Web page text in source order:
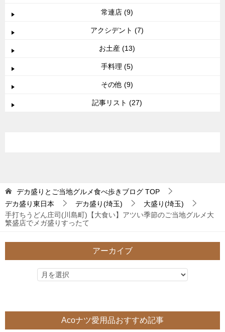
常連店 (9)
アクシデント (7)
お土産 (13)
手料理 (5)
その他 (9)
記事リスト (27)
デカ盛りとご当地グルメ食べ歩きブログ TOP
デカ盛り東日本
デカ盛り(埼玉)
大盛り(埼玉)
手打ちうどん庄司(川島町)【大食い】アツい季節のご当地グルメ大
繁盛店でメガ盛りすったて
アーカイブ
Acoナツ愛用品おすすめ記事